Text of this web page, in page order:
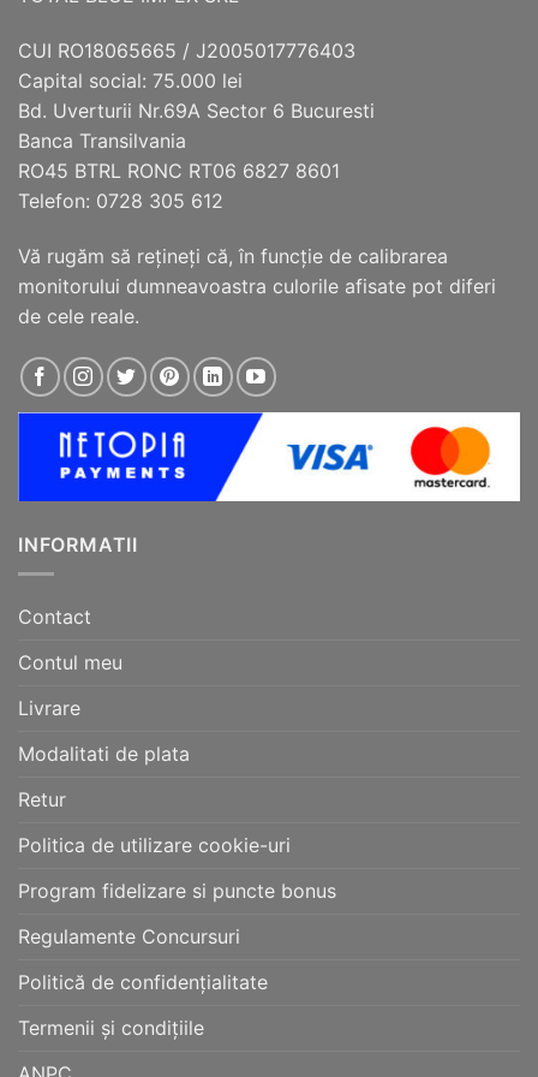
fi
alese
pagina
produsului.
CUI RO18065665 / J2005017776403
Capital social: 75.000 lei
Bd. Uverturii Nr.69A Sector 6 Bucuresti
Banca Transilvania
RO45 BTRL RONC RT06 6827 8601
Telefon: 0728 305 612
Vă rugăm să reţineţi că, în funcţie de calibrarea
monitorului dumneavoastra culorile afisate pot diferi
de cele reale.
INFORMATII
Contact
Contul meu
Livrare
Modalitati de plata
Retur
Politica de utilizare cookie-uri
Program fidelizare si puncte bonus
Regulamente Concursuri
Politică de confidențialitate
Termenii și condițiile